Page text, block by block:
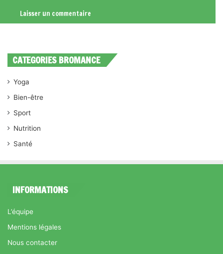
CATEGORIES BROMANCE
Yoga
Bien-être
Sport
Nutrition
Santé
INFORMATIONS
L’équipe
Mentions légales
Nous contacter